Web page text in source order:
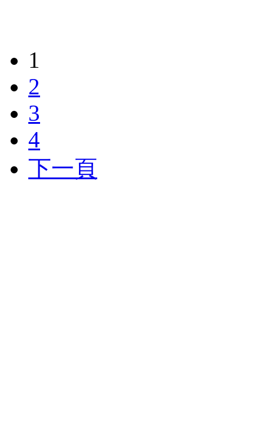
1
2
3
4
下一頁